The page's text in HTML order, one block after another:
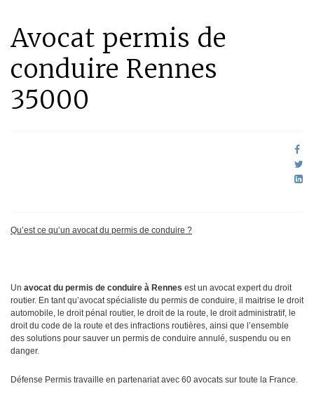
Avocat permis de
conduire Rennes
35000
Qu’est ce qu’un avocat du permis de conduire ?
Un avocat du permis de conduire à Rennes est un avocat expert du droit
routier. En tant qu’avocat spécialiste du permis de conduire, il maitrise le droit
automobile, le droit pénal routier, le droit de la route, le droit administratif, le
droit du code de la route et des infractions routières, ainsi que l’ensemble
des solutions pour sauver un permis de conduire annulé, suspendu ou en
danger.
Défense Permis travaille en partenariat avec 60 avocats sur toute la France.